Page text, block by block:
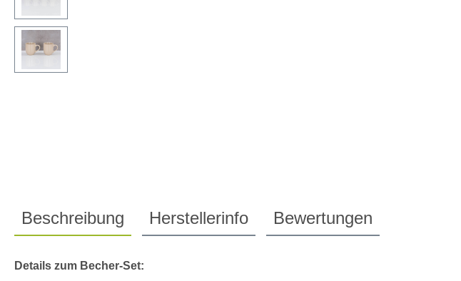
Beschreibung Herstellerinfo Bewertungen
Details zum Becher-Set: